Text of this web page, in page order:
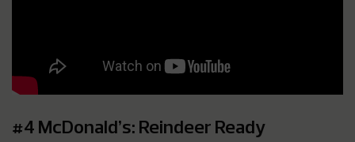
#4 McDonald’s: Reindeer Ready